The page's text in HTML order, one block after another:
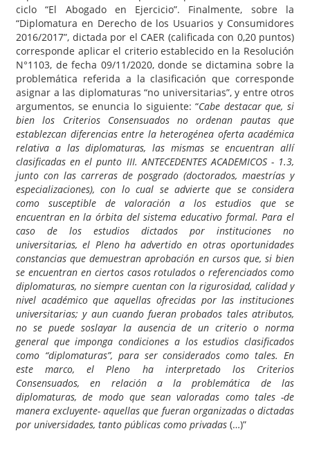
ciclo “El Abogado en Ejercicio”. Finalmente, sobre la
“Diplomatura en Derecho de los Usuarios y Consumidores
2016/2017”, dictada por el CAER (calificada con 0,20 puntos)
corresponde aplicar el criterio establecido en la Resolución
N°1103, de fecha 09/11/2020, donde se dictamina sobre la
problemática referida a la clasificación que corresponde
asignar a las diplomaturas “no universitarias”, y entre otros
argumentos, se enuncia lo siguiente: “Cabe destacar que, si
bien los Criterios Consensuados no ordenan pautas que
establezcan diferencias entre la heterogénea oferta académica
relativa a las diplomaturas, las mismas se encuentran allí
clasificadas en el punto III. ANTECEDENTES ACADEMICOS - 1.3,
junto con las carreras de posgrado (doctorados, maestrías y
especializaciones), con lo cual se advierte que se considera
como susceptible de valoración a los estudios que se
encuentran en la órbita del sistema educativo formal. Para el
caso de los estudios dictados por instituciones no
universitarias, el Pleno ha advertido en otras oportunidades
constancias que demuestran aprobación en cursos que, si bien
se encuentran en ciertos casos rotulados o referenciados como
diplomaturas, no siempre cuentan con la rigurosidad, calidad y
nivel académico que aquellas ofrecidas por las instituciones
universitarias; y aun cuando fueran probados tales atributos,
no se puede soslayar la ausencia de un criterio o norma
general que imponga condiciones a los estudios clasificados
como “diplomaturas”, para ser considerados como tales. En
este marco, el Pleno ha interpretado los Criterios
Consensuados, en relación a la problemática de las
diplomaturas, de modo que sean valoradas como tales -de
manera excluyente- aquellas que fueran organizadas o dictadas
por universidades, tanto públicas como privadas (…)”